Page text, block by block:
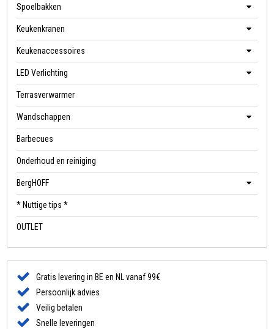
Spoelbakken
Keukenkranen
Keukenaccessoires
LED Verlichting
Terrasverwarmer
Wandschappen
Barbecues
Onderhoud en reiniging
BergHOFF
* Nuttige tips *
OUTLET
Gratis levering in BE en NL vanaf 99€
Persoonlijk advies
Veilig betalen
Snelle leveringen